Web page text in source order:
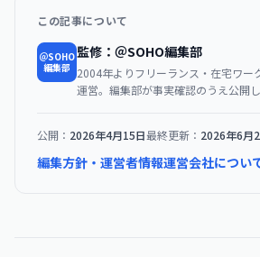
この記事について
＠SOHO
編集部
監修：＠SOHO編集部
2004年よりフリーランス・在宅ワー
運営。編集部が事実確認のうえ公開し
公開： 2026年4月15日最終更新： 2026年6月
編集方針・運営者情報運営会社につい